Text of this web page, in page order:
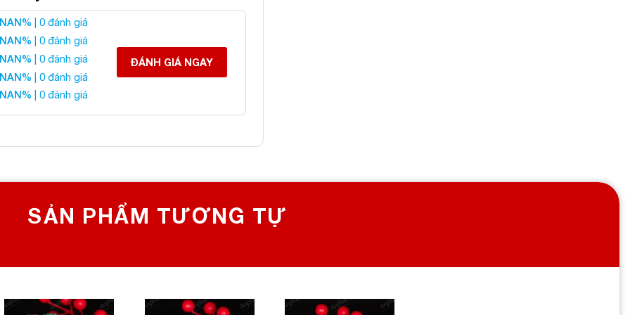
liên hệ:
CHỌN SỐ 1 VỀ ĐÁ PHONG THỦY
Hoàng Mai, Hà Nội
627 166
NAN% | 0 đánh giá
NAN% | 0 đánh giá
NAN% | 0 đánh giá
NAN% | 0 đánh giá
NAN% | 0 đánh giá
ĐÁNH GIÁ NGAY
SẢN PHẨM TƯƠNG TỰ